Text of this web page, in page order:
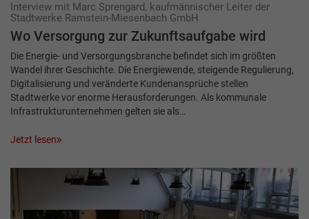
Interview mit Marc Sprengard, kaufmännischer Leiter der
Stadtwerke Ramstein-Miesenbach GmbH
Wo Versorgung zur Zukunftsaufgabe wird
Die Energie- und Versorgungsbranche befindet sich im größten
Wandel ihrer Geschichte. Die Energiewende, steigende Regulierung,
Digitalisierung und veränderte Kundenansprüche stellen
Stadtwerke vor enorme Herausforderungen. Als kommunale
Infrastruktur­unternehmen gelten sie als…
Jetzt lesen